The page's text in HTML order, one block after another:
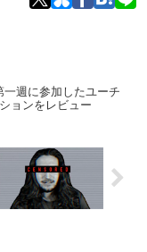
週に参加したユーチ
ョンをレビュー